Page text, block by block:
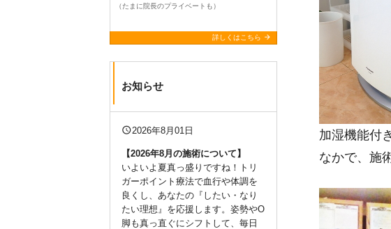
加湿機能付
なかで、施
（たまに院長のプライベートも）
詳しくはこちら arrow_forward
お知らせ
query_builder2026年8月01日
【2026年8月の施術について】
いよいよ夏真っ盛りですね！トリ
ガーポイント療法で血行や体調を
良くし、あなたの『したい・なり
たい理想』を応援します。姿勢やО
脚も真っ直ぐにシフトして、毎日